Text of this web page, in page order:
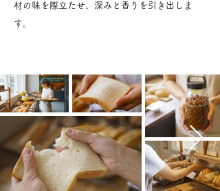
材の味を際立たせ、深みと香りを引き出しま
す。